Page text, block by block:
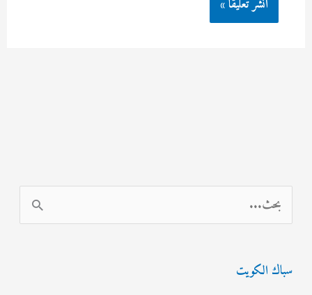
ل
ح
سباك الكويت